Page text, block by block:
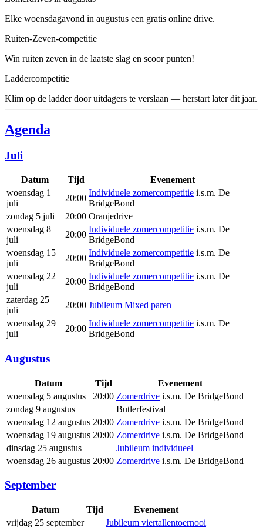
Elke woensdagavond in augustus een gratis online drive.
Ruiten-Zeven-competitie
Win ruiten zeven in de laatste slag en scoor punten!
Laddercompetitie
Klim op de ladder door uitdagers te verslaan — herstart later dit jaar.
Agenda
Juli
Datum Tijd
Evenement
woensdag 1
juli
20:00
Individuele zomercompetitie i.s.m. De
BridgeBond
zondag 5 juli
20:00 Oranjedrive
woensdag 8
juli
20:00
Individuele zomercompetitie i.s.m. De
BridgeBond
woensdag 15
juli
20:00
Individuele zomercompetitie i.s.m. De
BridgeBond
woensdag 22
juli
20:00
Individuele zomercompetitie i.s.m. De
BridgeBond
zaterdag 25
juli
20:00 Jubileum Mixed paren
woensdag 29
juli
20:00
Individuele zomercompetitie i.s.m. De
BridgeBond
Augustus
Datum Tijd
Evenement
woensdag 5 augustus
20:00 Zomerdrive i.s.m. De BridgeBond
zondag 9 augustus
Butlerfestival
woensdag 12 augustus 20:00 Zomerdrive i.s.m. De BridgeBond
woensdag 19 augustus 20:00 Zomerdrive i.s.m. De BridgeBond
dinsdag 25 augustus
Jubileum individueel
woensdag 26 augustus 20:00 Zomerdrive i.s.m. De BridgeBond
September
Datum Tijd
Evenement
vrijdag 25 september
Jubileum viertallentoernooi